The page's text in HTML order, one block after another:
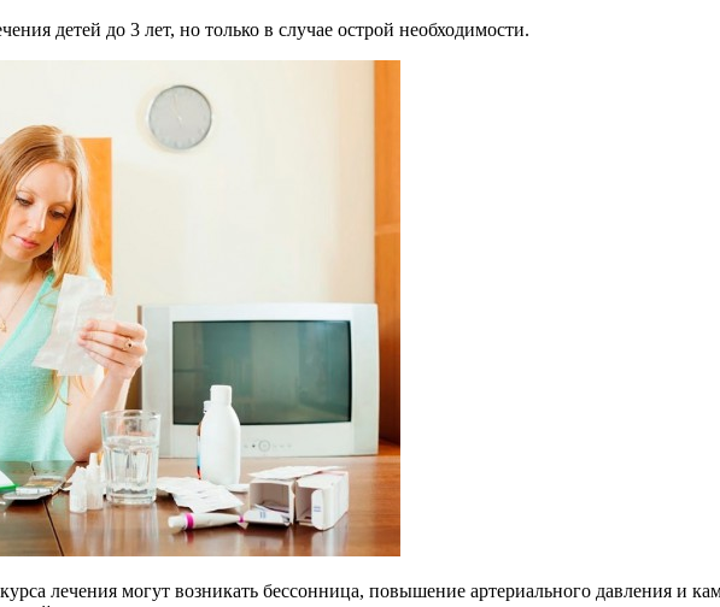
детей до 3 лет, но только в случае острой необходимости.
лечения могут возникать бессонница, повышение артериального давления и